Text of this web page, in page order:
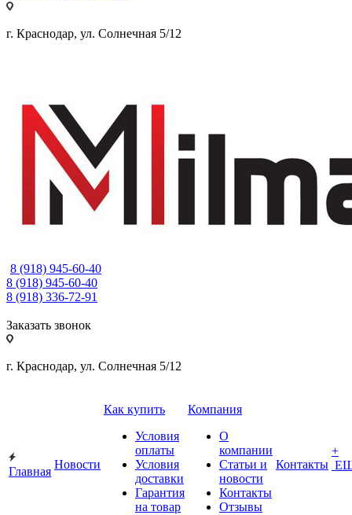
г. Краснодар, ул. Солнечная 5/12
8 (918) 945-60-40
8 (918) 945-60-40
8 (918) 336-72-91
Заказать звонок
г. Краснодар, ул. Солнечная 5/12
Главная
Новости
Как купить
Условия
оплаты
Условия
доставки
Гарантия
на товар
Компания
О
компании
Статьи и
новости
Контакты
Отзывы
Контакты
+